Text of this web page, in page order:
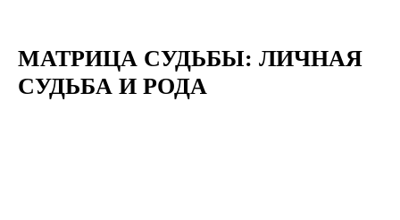
МАТРИЦА СУДЬБЫ: ЛИЧНАЯ
СУДЬБА И РОДА